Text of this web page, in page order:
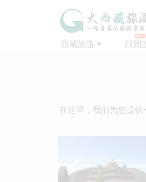
西藏旅游 跟团
在这里，我们为您提